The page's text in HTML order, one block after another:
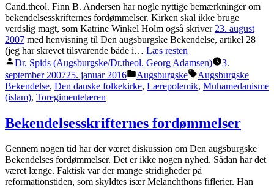
Cand.theol. Finn B. Andersen har nogle nyttige bemærkninger om
bekendelsesskrifternes fordømmelser. Kirken skal ikke bruge
verdslig magt, som Katrine Winkel Holm også skriver 23. august
2007 med henvisning til Den augsburgske Bekendelse, artikel 28
(jeg har skrevet tilsvarende både i… Læs resten
Posted
by
Dr. Spids (Augsburgske/Dr.theol. Georg Adamsen)
3.
september 200725. januar 2016
Posted
in
Augsburgske Tags:
Augsburgske
Bekendelse, Den danske folkekirke, Lærepolemik, Muhamedanisme
(islam), Toregimentelæren
Bekendelsesskrifternes fordømmelser
Gennem nogen tid har der været diskussion om Den augsburgske
Bekendelses fordømmelser. Det er ikke nogen nyhed. Sådan har det
været længe. Faktisk var der mange stridigheder på
reformationstiden, som skyldtes især Melanchthons fiflerier. Han